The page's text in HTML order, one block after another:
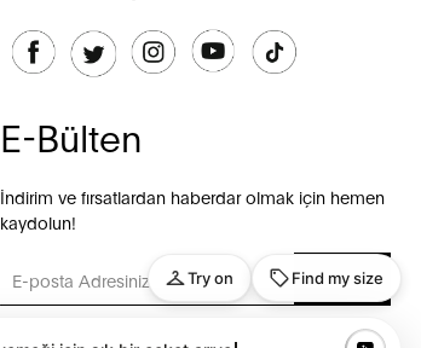
E-Bülten
İndirim ve fırsatlardan haberdar olmak için hemen
kaydolun!
GÖNDER